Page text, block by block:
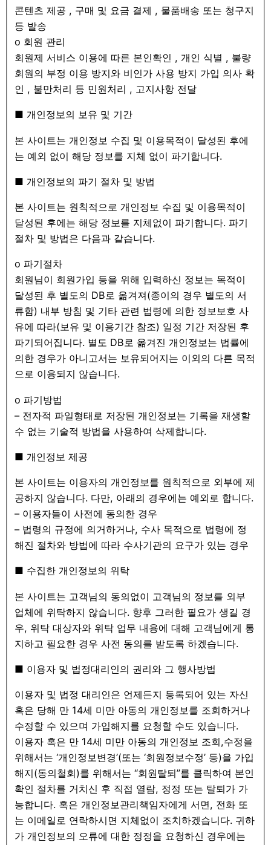
콘텐츠 제공 , 구매 및 요금 결제 , 물품배송 또는 청구지
등 발송
ο 회원 관리
회원제 서비스 이용에 따른 본인확인 , 개인 식별 , 불량
회원의 부정 이용 방지와 비인가 사용 방지 가입 의사 확
인 , 불만처리 등 민원처리 , 고지사항 전달
■ 개인정보의 보유 및 기간
본 사이트는 개인정보 수집 및 이용목적이 달성된 후에
는 예외 없이 해당 정보를 지체 없이 파기합니다.
■ 개인정보의 파기 절차 및 방법
본 사이트는 원칙적으로 개인정보 수집 및 이용목적이
달성된 후에는 해당 정보를 지체없이 파기합니다. 파기
절차 및 방법은 다음과 같습니다.
ο 파기절차
회원님이 회원가입 등을 위해 입력하신 정보는 목적이
달성된 후 별도의 DB로 옮겨져(종이의 경우 별도의 서
류함) 내부 방침 및 기타 관련 법령에 의한 정보보호 사
유에 따라(보유 및 이용기간 참조) 일정 기간 저장된 후
파기되어집니다. 별도 DB로 옮겨진 개인정보는 법률에
의한 경우가 아니고서는 보유되어지는 이외의 다른 목적
으로 이용되지 않습니다.
ο 파기방법
– 전자적 파일형태로 저장된 개인정보는 기록을 재생할
수 없는 기술적 방법을 사용하여 삭제합니다.
■ 개인정보 제공
본 사이트는 이용자의 개인정보를 원칙적으로 외부에 제
공하지 않습니다. 다만, 아래의 경우에는 예외로 합니다.
– 이용자들이 사전에 동의한 경우
– 법령의 규정에 의거하거나, 수사 목적으로 법령에 정
해진 절차와 방법에 따라 수사기관의 요구가 있는 경우
■ 수집한 개인정보의 위탁
본 사이트는 고객님의 동의없이 고객님의 정보를 외부
업체에 위탁하지 않습니다. 향후 그러한 필요가 생길 경
우, 위탁 대상자와 위탁 업무 내용에 대해 고객님에게 통
지하고 필요한 경우 사전 동의를 받도록 하겠습니다.
■ 이용자 및 법정대리인의 권리와 그 행사방법
이용자 및 법정 대리인은 언제든지 등록되어 있는 자신
혹은 당해 만 14세 미만 아동의 개인정보를 조회하거나
수정할 수 있으며 가입해지를 요청할 수도 있습니다.
이용자 혹은 만 14세 미만 아동의 개인정보 조회,수정을
위해서는 ‘개인정보변경’(또는 ‘회원정보수정’ 등)을 가입
해지(동의철회)를 위해서는 “회원탈퇴”를 클릭하여 본인
확인 절차를 거치신 후 직접 열람, 정정 또는 탈퇴가 가
능합니다. 혹은 개인정보관리책임자에게 서면, 전화 또
는 이메일로 연락하시면 지체없이 조치하겠습니다. 귀하
가 개인정보의 오류에 대한 정정을 요청하신 경우에는